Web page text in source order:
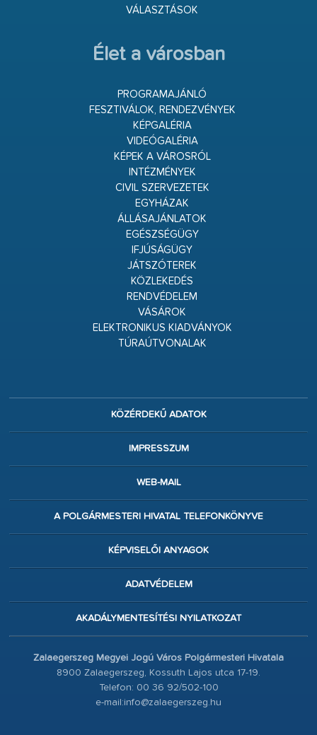
VÁLASZTÁSOK
Élet a városban
PROGRAMAJÁNLÓ
FESZTIVÁLOK, RENDEZVÉNYEK
KÉPGALÉRIA
VIDEÓGALÉRIA
KÉPEK A VÁROSRÓL
INTÉZMÉNYEK
CIVIL SZERVEZETEK
EGYHÁZAK
ÁLLÁSAJÁNLATOK
EGÉSZSÉGÜGY
IFJÚSÁGÜGY
JÁTSZÓTEREK
KÖZLEKEDÉS
RENDVÉDELEM
VÁSÁROK
ELEKTRONIKUS KIADVÁNYOK
TÚRAÚTVONALAK
KÖZÉRDEKŰ ADATOK
IMPRESSZUM
WEB-MAIL
A POLGÁRMESTERI HIVATAL TELEFONKÖNYVE
KÉPVISELŐI ANYAGOK
ADATVÉDELEM
AKADÁLYMENTESÍTÉSI NYILATKOZAT
Zalaegerszeg Megyei Jogú Város Polgármesteri Hivatala
8900 Zalaegerszeg, Kossuth Lajos utca 17-19.
Telefon: 00 36 92/502-100
e-mail:info@zalaegerszeg.hu